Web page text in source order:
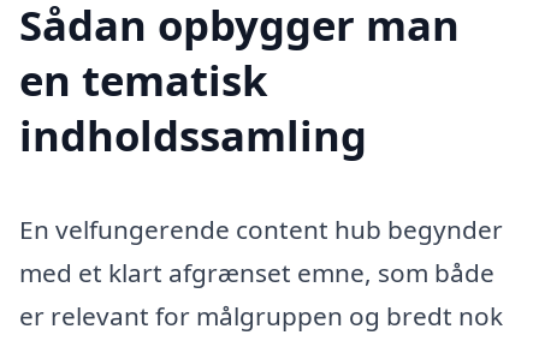
Sådan opbygger man
en tematisk
indholdssamling
En velfungerende content hub begynder
med et klart afgrænset emne, som både
er relevant for målgruppen og bredt nok